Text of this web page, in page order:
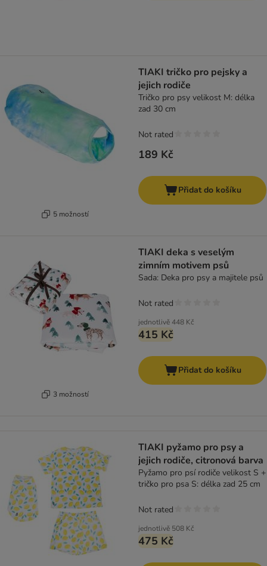
5 možností
TIAKI tričko pro pejsky a
jejich rodiče
Tričko pro psy velikost M: délka
zad 30 cm
189 Kč
Not rated
Přidat do košíku
3 možností
TIAKI deka s veselým
zimním motivem psů
Sada: Deka pro psy a majitele psů
jednotlivě448 Kč
415 Kč
Not rated
Přidat do košíku
TIAKI pyžamo pro psy a
jejich rodiče, citronová barva
Pyžamo pro psí rodiče velikost S +
tričko pro psa S: délka zad 25 cm
jednotlivě 508 Kč
475 Kč
Not rated